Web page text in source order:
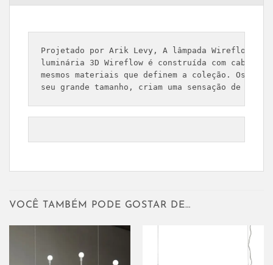
Projetado por Arik Levy, A lâmpada Wireflow
luminária 3D Wireflow é construída com cabo
mesmos materiais que definem a coleção. Os
seu grande tamanho, criam uma sensação de
VOCÊ TAMBÉM PODE GOSTAR DE…